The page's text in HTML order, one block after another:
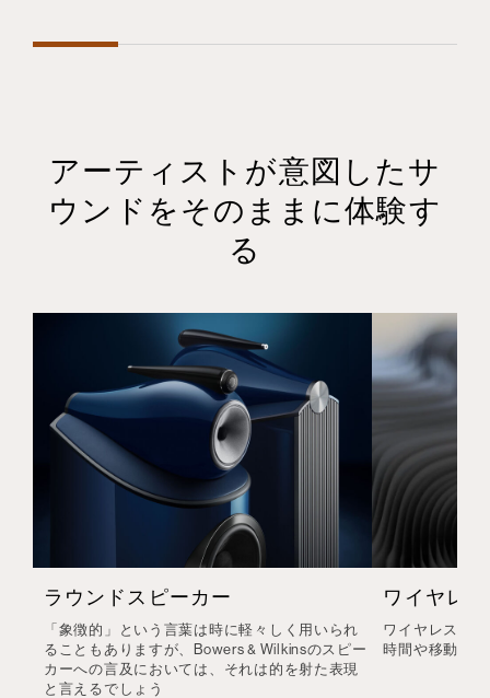
アーティストが意図したサ
ウンドをそのままに体験す
る
ラウンドスピーカー
「象徴的」という言葉は時に軽々しく用いられ
ることもありますが、Bowers & Wilkinsのスピー
カーへの言及においては、それは的を射た表現
と言えるでしょう
ワイヤレ
ワイヤレスヘ
時間や移動中